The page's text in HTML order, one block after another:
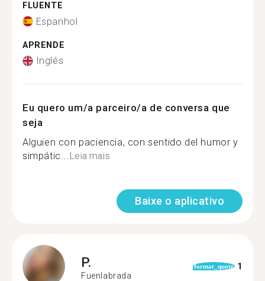
FLUENTE
Espanhol
APRENDE
Inglês
Eu quero um/a parceiro/a de conversa que
seja
Alguien con paciencia, con sentido del humor y
simpátic...Leia mais
Baixe o aplicativo
P.
Fuenlabrada
format_quote 1